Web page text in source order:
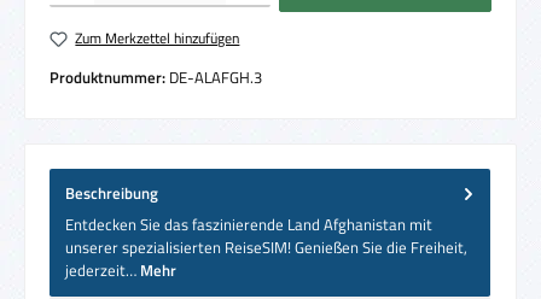
Zum Merkzettel hinzufügen
Produktnummer: DE-ALAFGH.3
Beschreibung
Entdecken Sie das faszinierende Land Afghanistan mit
unserer spezialisierten ReiseSIM! Genießen Sie die Freiheit,
jederzeit… Mehr